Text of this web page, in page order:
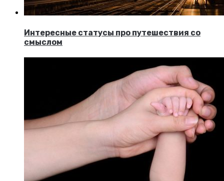
Интересные статусы про путешествия со
смыслом